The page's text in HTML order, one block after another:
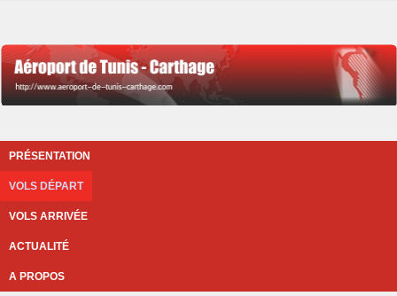
PRÉSENTATION
VOLS DÉPART
VOLS ARRIVÉE
ACTUALITÉ
A PROPOS